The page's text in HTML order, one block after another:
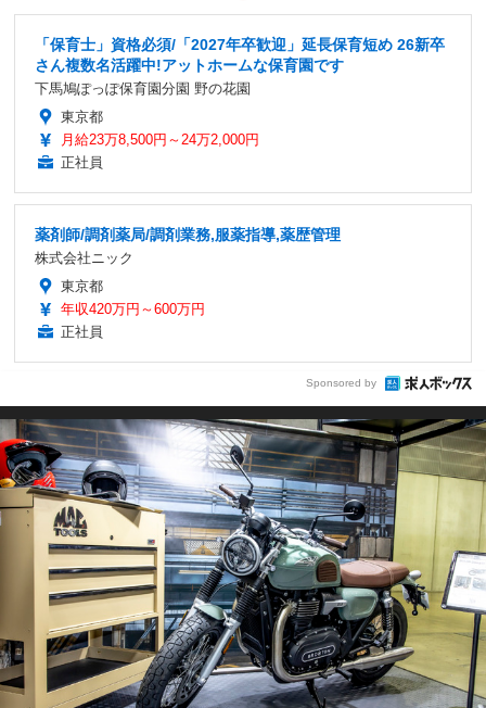
「保育士」資格必須/「2027年卒歓迎」延長保育短め 26新卒
さん複数名活躍中!アットホームな保育園です
下馬鳩ぽっぽ保育園分園 野の花園
東京都
月給23万8,500円～24万2,000円
正社員
薬剤師/調剤薬局/調剤業務,服薬指導,薬歴管理
株式会社ニック
東京都
年収420万円～600万円
正社員
Sponsored by